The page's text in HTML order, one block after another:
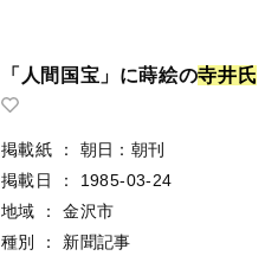
「人間国宝」に蒔絵の寺井 氏
掲載紙 ：
朝日：朝刊
掲載日
：
1985-03-24
地域
：
金沢市
種別
： 新聞記事